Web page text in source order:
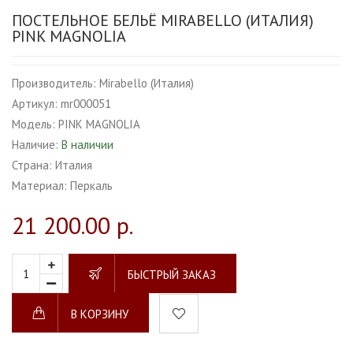
ПОСТЕЛЬНОЕ БЕЛЬЁ MIRABELLO (ИТАЛИЯ)
PINK MAGNOLIA
Производитель: Mirabello (Италия)
Артикул: mr000051
Модель: PINK MAGNOLIA
Наличие: В наличии
Страна: Италия
Материал: Перкаль
21 200.00 р.
БЫСТРЫЙ ЗАКАЗ
В КОРЗИНУ